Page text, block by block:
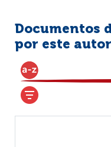
Documentos
por este